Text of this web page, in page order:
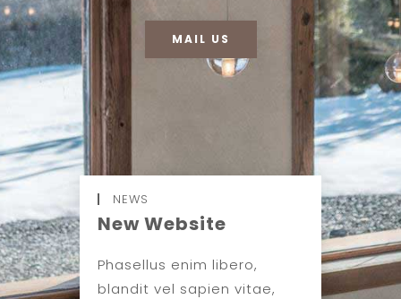
MAIL US
NEWS
New Website
Phasellus enim libero,
blandit vel sapien vitae,